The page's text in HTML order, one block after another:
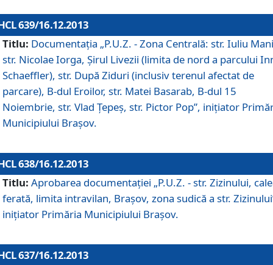
639/16.12.2013
Titlu: Documentaţia „P.U.Z. - Zona Centrală: str. Iuliu
str. Nicolae Iorga, Şirul Livezii (limita de nord a parcului
Schaeffler), str. După Ziduri (inclusiv terenul afectat de
parcare), B-dul Eroilor, str. Matei Basarab, B-dul 15
Noiembrie, str. Vlad Ţepeş, str. Pictor Pop”, iniţiator
Municipiului Braşov.
638/16.12.2013
Titlu: Aprobarea documentaţiei „P.U.Z. - str. Zizinului,
ferată, limita intravilan, Braşov, zona sudică a str.
iniţiator Primăria Municipiului Braşov.
637/16.12.2013